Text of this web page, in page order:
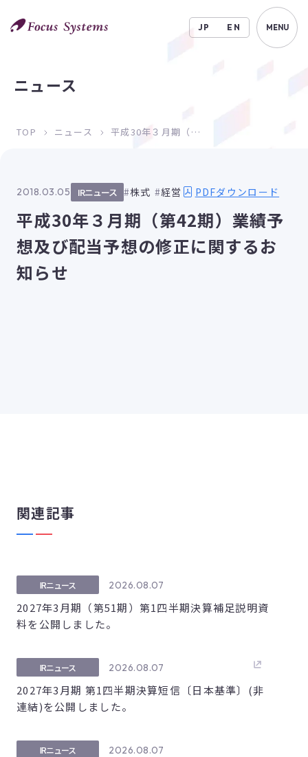
JP EN MENU
ニュース
TOP ニュース 平成30年３月期（第42期）業績予想及び配当予想の修正に関するお知らせ
2018.03.05 IRニュース 株式 経営 PDFダウンロード
平成30年３月期（第42期）業績予
想及び配当予想の修正に関するお
知らせ
関連記事
2026.08.07
IRニュース
2027年3月期（第51期）第1四半期決算補足説明資
料を公開しました。
2026.08.07
IRニュース
2027年3月期 第1四半期決算短信〔日本基準〕(非
連結)を公開しました。
2026.08.07
IRニュース